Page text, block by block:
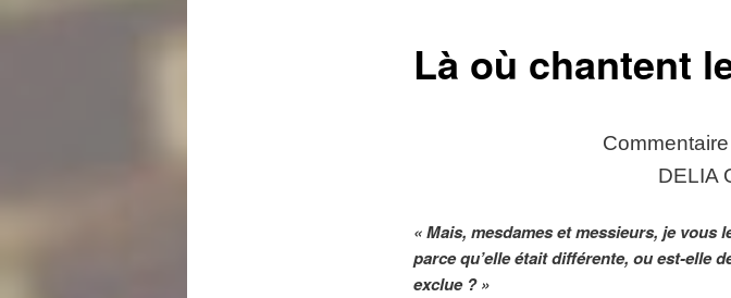
Là où chantent
DELIA
« Mais, mesdames et messieurs, je vous
parce qu’elle était différente, ou est-elle
exclue ? »